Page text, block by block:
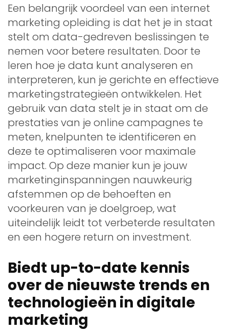
Een belangrijk voordeel van een internet
marketing opleiding is dat het je in staat
stelt om data-gedreven beslissingen te
nemen voor betere resultaten. Door te
leren hoe je data kunt analyseren en
interpreteren, kun je gerichte en effectieve
marketingstrategieën ontwikkelen. Het
gebruik van data stelt je in staat om de
prestaties van je online campagnes te
meten, knelpunten te identificeren en
deze te optimaliseren voor maximale
impact. Op deze manier kun je jouw
marketinginspanningen nauwkeurig
afstemmen op de behoeften en
voorkeuren van je doelgroep, wat
uiteindelijk leidt tot verbeterde resultaten
en een hogere return on investment.
Biedt up-to-date kennis
over de nieuwste trends en
technologieën in digitale
marketing